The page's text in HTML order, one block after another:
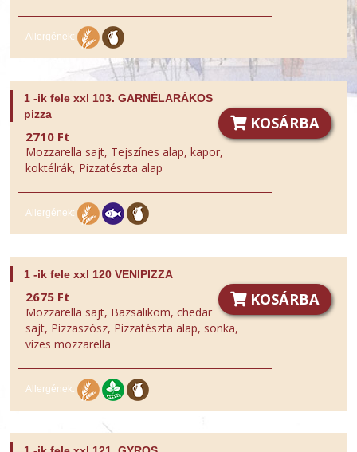
Allergének:
KOSÁRBA
1 -ik fele xxl 103. GARNÉLARÁKOS
pizza
2710 Ft
Mozzarella sajt, Tejszínes alap, kapor,
koktélrák, Pizzatészta alap
Allergének:
KOSÁRBA
1 -ik fele xxl 120 VENIPIZZA
2675 Ft
Mozzarella sajt, Bazsalikom, chedar
sajt, Pizzaszósz, Pizzatészta alap, sonka,
vizes mozzarella
Allergének: